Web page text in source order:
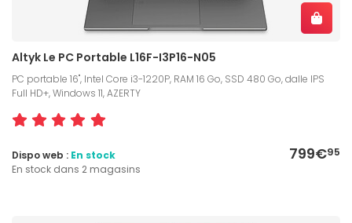
Altyk Le PC Portable L16F-I3P16-N05
PC portable 16", Intel Core i3-1220P, RAM 16 Go, SSD 480 Go, dalle IPS
Full HD+, Windows 11, AZERTY
799€95
Dispo web : En stock
En stock dans 2 magasins